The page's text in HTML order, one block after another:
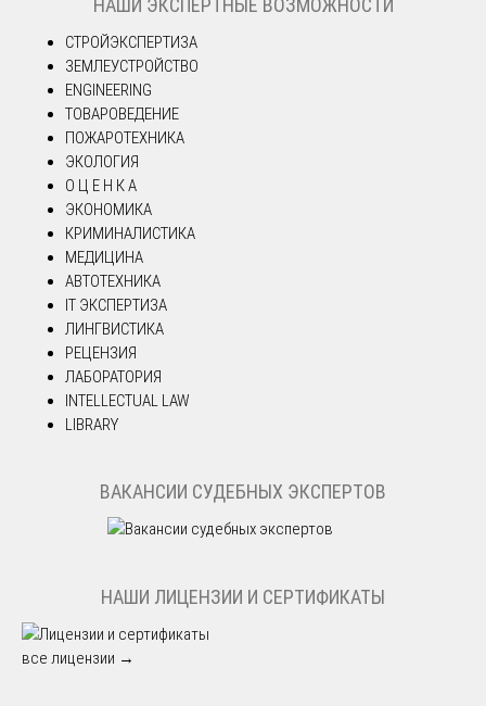
НАШИ ЭКСПЕРТНЫЕ ВОЗМОЖНОСТИ
СТРОЙЭКСПЕРТИЗА
ЗЕМЛЕУСТРОЙСТВО
ENGINEERING
ТОВАРОВЕДЕНИЕ
ПОЖАРОТЕХНИКА
ЭКОЛОГИЯ
О Ц Е Н К А
ЭКОНОМИКА
КРИМИНАЛИСТИКА
МЕДИЦИНА
АВТОТЕХНИКА
IT ЭКСПЕРТИЗА
ЛИНГВИСТИКА
РЕЦЕНЗИЯ
ЛАБОРАТОРИЯ
INTELLECTUAL LAW
LIBRARY
ВАКАНСИИ СУДЕБНЫХ ЭКСПЕРТОВ
НАШИ ЛИЦЕНЗИИ И СЕРТИФИКАТЫ
все лицензии →